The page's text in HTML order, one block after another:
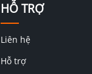
HỖ TRỢ
Liên hệ
Hỗ trợ